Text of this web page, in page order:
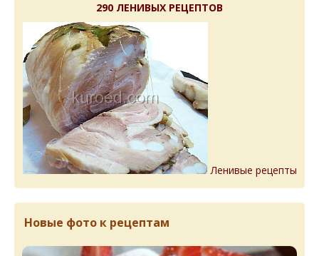
290 ЛЕНИВЫХ РЕЦЕПТОВ
Ленивые рецепты
Новые фото к рецептам